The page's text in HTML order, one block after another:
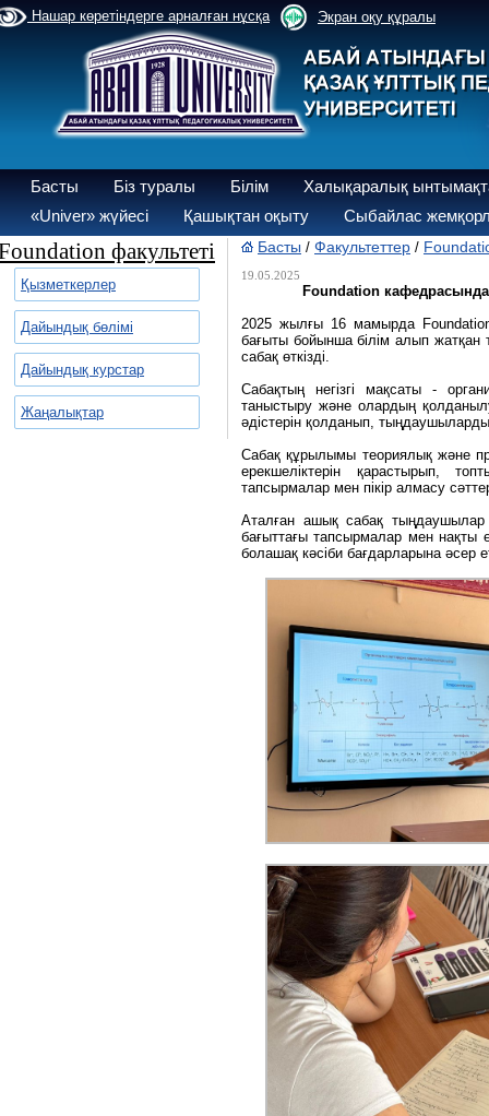
Нашар көретіндерге арналған нұсқа Экран оқу құралы
Басты Біз туралы Білім
Халықаралық
«Univer» жүйесі
Қашықтан оқыту Сыбайлас
факультеті
Қызметкерлер
Дайындық бөлімі
Дайындық курстар
Жаңалықтар
Басты / Факультеттер /
19.05.2025
Foundation
2025 жылғы 16 мамырда
бағыты бойынша білім алып жатқан
сабақ өткізді.
Сабақтың негізгі мақсаты -
таныстыру және олардың
әдістерін қолданып,
Сабақ құрылымы теориялық және
ерекшеліктерін қарастырып,
тапсырмалар мен пікір алмасу
Аталған ашық сабақ
бағыттағы тапсырмалар мен
болашақ кәсіби бағдарларына әсер